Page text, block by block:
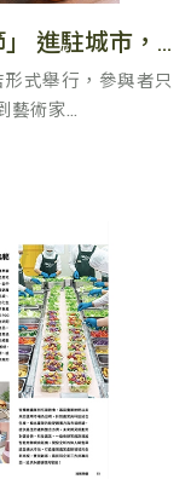
「早餐藝術節」、「晚安藝術節」 進駐城市，16 位藝術家與 20 多家風格名店開啟饗宴！
式舉行，參與者只
藝術家...